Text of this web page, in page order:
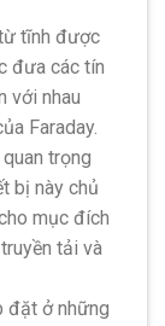
tĩnh được
đưa các tín
với nhau
Faraday.
trọng
bị này chủ
mục đích
tải và
đặt ở những